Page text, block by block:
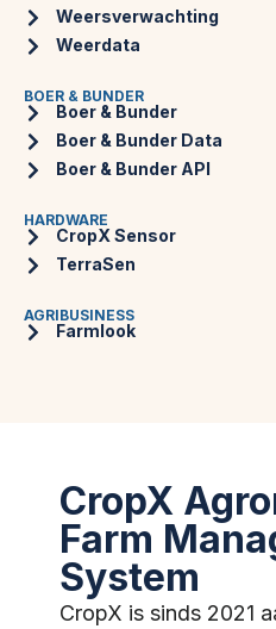
Weersverwachting
Weerdata
BOER & BUNDER
Boer & Bunder
Boer & Bunder Data
Boer & Bunder API
HARDWARE
CropX Sensor
TerraSen
AGRIBUSINESS
Farmlook
CropX
Farm
System​
CropX is sinds 2021